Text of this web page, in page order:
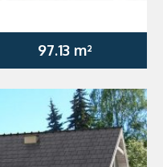
97.13 m²